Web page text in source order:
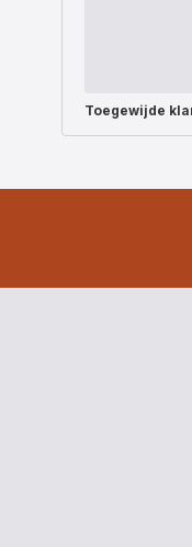
Toegewijde